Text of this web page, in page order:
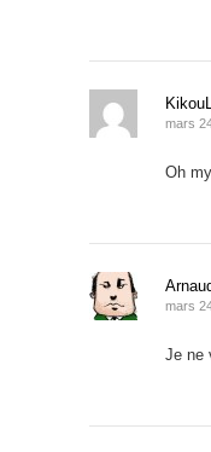
mars
Oh
mars
Je ne